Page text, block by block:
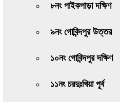
৮নং পাইকপাড়া দক্ষিণ
৯নং গোবিন্দপুর উত্তর
১০নং গোবিন্দপুর দক্ষিণ
১১নং চরদুঃখিয়া পূর্ব